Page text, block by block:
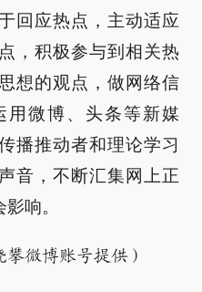
回应热点，主动适应
，积极参与到相关热
想的观点，做网络信
用微博、头条等新媒
播推动者和理论学习
音，不断汇集网上正
响。
攀微博账号提供）